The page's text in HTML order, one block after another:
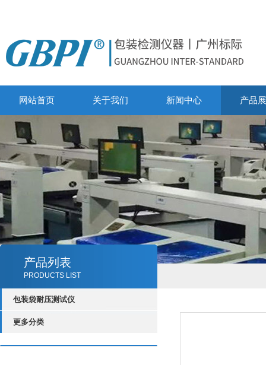
网站首页 关于我们 新闻中心 产品
产品列表
PRODUCTS LIST
包装袋耐压测试仪
更多分类